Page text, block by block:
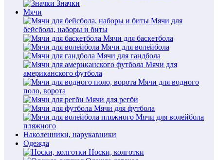
Значки
Мячи
Мячи для
бейсбола, наборы и биты
Мячи для баскетбола
Мячи для волейбола
Мячи для гандбола
Мячи для
американского футбола
Мячи для водного
поло, ворота
Мячи для регби
Мячи для футбола
Мячи для волейбола
пляжного
Наколенники, нарукавники
Одежда
Носки, колготки